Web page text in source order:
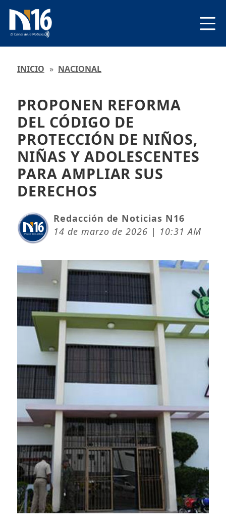
INICIO » NACIONAL
PROPONEN REFORMA
DEL CÓDIGO DE
PROTECCIÓN DE NIÑOS,
NIÑAS Y ADOLESCENTES
PARA AMPLIAR SUS
DERECHOS
Redacción de Noticias N16
14 de marzo de 2026 | 10:31 AM